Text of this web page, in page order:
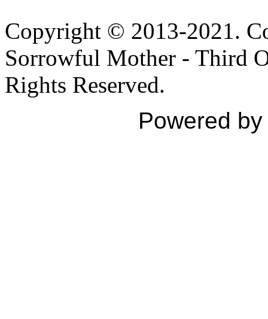
Copyright © 2013-2021.
Sorrowful Mother - Third
Rights Reserved.
Powered